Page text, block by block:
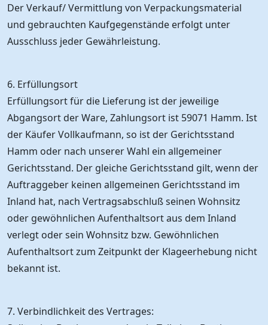
Der Verkauf/ Vermittlung von Verpackungsmaterial
und gebrauchten Kaufgegenstände erfolgt unter
Ausschluss jeder Gewährleistung.
6. Erfüllungsort
Erfüllungsort für die Lieferung ist der jeweilige
Abgangsort der Ware, Zahlungsort ist 59071 Hamm. Ist
der Käufer Vollkaufmann, so ist der Gerichtsstand
Hamm oder nach unserer Wahl ein allgemeiner
Gerichtsstand. Der gleiche Gerichtsstand gilt, wenn der
Auftraggeber keinen allgemeinen Gerichtsstand im
Inland hat, nach Vertragsabschluß seinen Wohnsitz
oder gewöhnlichen Aufenthaltsort aus dem Inland
verlegt oder sein Wohnsitz bzw. Gewöhnlichen
Aufenthaltsort zum Zeitpunkt der Klageerhebung nicht
bekannt ist.
7. Verbindlichkeit des Vertrages: